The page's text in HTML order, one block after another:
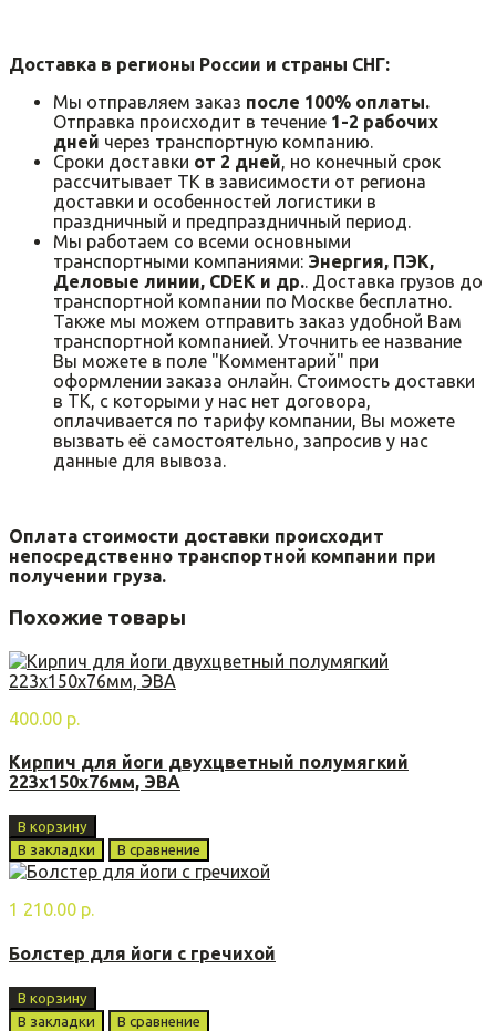
Доставка в регионы России и страны СНГ:
Мы отправляем заказ после 100% оплаты.
Отправка происходит в течение 1-2 рабочих
дней через транспортную компанию.
Сроки доставки от 2 дней , но конечный срок
рассчитывает ТК в зависимости от региона
доставки и особенностей логистики в
праздничный и предпраздничный период.
Мы работаем со всеми основными
транспортными компаниями: Энергия, ПЭК,
Деловые линии, CDEK и др. . Доставка грузов до
транспортной компании по Москве бесплатно.
Также мы можем отправить заказ удобной Вам
транспортной компанией. Уточнить ее название
Вы можете в поле "Комментарий" при
оформлении заказа онлайн. Стоимость доставки
в ТК, с которыми у нас нет договора,
оплачивается по тарифу компании, Вы можете
вызвать её самостоятельно, запросив у нас
данные для вывоза.
Оплата стоимости доставки происходит
непосредственно транспортной компании при
получении груза.
Похожие товары
400.00 р.
Кирпич для йоги двухцветный полумягкий
223х150х76мм, ЭВА
В корзину
В закладки
В сравнение
1 210.00 р.
Болстер для йоги с гречихой
В корзину
В закладки
В сравнение